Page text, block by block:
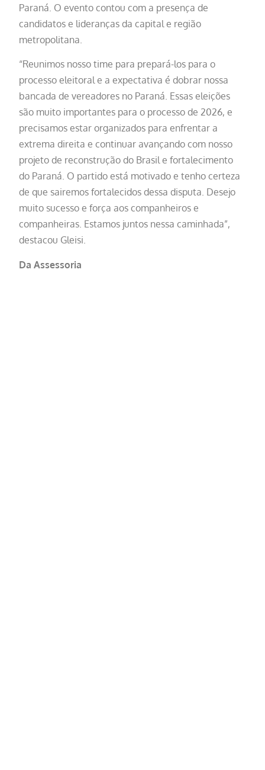
Paraná. O evento contou com a presença de
candidatos e lideranças da capital e região
metropolitana.
“Reunimos nosso time para prepará-los para o
processo eleitoral e a expectativa é dobrar nossa
bancada de vereadores no Paraná. Essas eleições
são muito importantes para o processo de 2026, e
precisamos estar organizados para enfrentar a
extrema direita e continuar avançando com nosso
projeto de reconstrução do Brasil e fortalecimento
do Paraná. O partido está motivado e tenho certeza
de que sairemos fortalecidos dessa disputa. Desejo
muito sucesso e força aos companheiros e
companheiras. Estamos juntos nessa caminhada”,
destacou Gleisi.
Da Assessoria